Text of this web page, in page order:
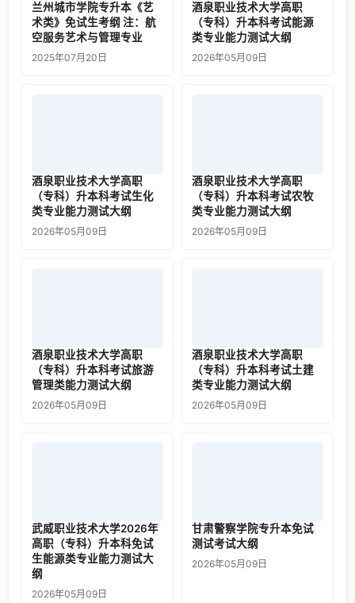
兰州城市学院专升本《艺
术类》免试生考纲 注：航
空服务艺术与管理专业
2025年07月20日
酒泉职业技术大学高职
（专科）升本科考试能源
类专业能力测试大纲
2026年05月09日
酒泉职业技术大学高职
（专科）升本科考试生化
类专业能力测试大纲
2026年05月09日
酒泉职业技术大学高职
（专科）升本科考试农牧
类专业能力测试大纲
2026年05月09日
酒泉职业技术大学高职
（专科）升本科考试旅游
管理类能力测试大纲
2026年05月09日
酒泉职业技术大学高职
（专科）升本科考试土建
类专业能力测试大纲
2026年05月09日
武威职业技术大学2026年
高职（专科）升本科免试
生能源类专业能力测试大
纲
2026年05月09日
甘肃警察学院专升本免试
测试考试大纲
2026年05月09日